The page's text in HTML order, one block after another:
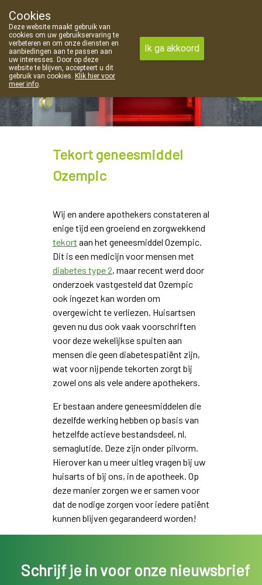
09 373 94 03
Tekort geneesmiddel
Ozempic
Wij en andere apothekers constateren al
enige tijd een groeiend en zorgwekkend
tekort aan het geneesmiddel Ozempic.
Dit is een medicijn voor mensen met
diabetes type 2, maar recent werd door
onderzoek vastgesteld dat Ozempic
ook ingezet kan worden om
overgewicht te verliezen. Huisartsen
geven nu dus ook vaak voorschriften
voor deze wekelijkse spuiten aan
mensen die geen diabetespatiënt zijn,
wat voor nijpende tekorten zorgt bij
zowel ons als vele andere apothekers.
Er bestaan andere geneesmiddelen die
dezelfde werking hebben op basis van
hetzelfde actieve bestandsdeel, nl.
semaglutide. Deze zijn onder pilvorm.
Hierover kan u meer uitleg vragen bij uw
huisarts of bij ons, in de apotheek. Op
deze manier zorgen we er samen voor
dat de nodige zorgen voor iedere patiënt
kunnen blijven gegarandeerd worden!
Schrijf je in voor onze nieuwsbrief
Cookies
Deze website maakt gebruik van
cookies om uw gebruikservaring te
verbeteren en om onze diensten en
aanbiedingen aan te passen aan
uw interesses. Door op deze
website te blijven, accepteert u dit
gebruik van cookies. Klik hier voor
meer info.
Ik ga akkoord